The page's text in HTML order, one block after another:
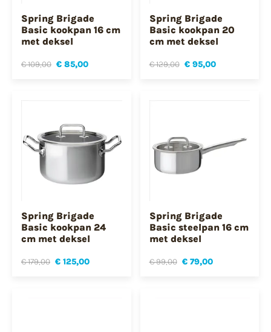
Spring Brigade
Basic kookpan 16 cm
met deksel
€ 109,00 € 85,00
Spring Brigade
Basic kookpan 20
cm met deksel
€ 129,00 € 95,00
Spring Brigade
Basic kookpan 24
cm met deksel
€ 179,00 € 125,00
Spring Brigade
Basic steelpan 16 cm
met deksel
€ 99,00 € 79,00